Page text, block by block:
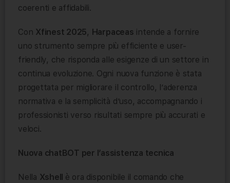
coerenti e affidabili.
Con Xfinest 2025, Harpaceas intende a fornire
uno strumento sempre più efficiente e user-
friendly, che risponda alle esigenze di un settore in
continua evoluzione. Ogni nuova funzione è stata
progettata per migliorare il controllo, l’aderenza
normativa e la semplicità d’uso, accompagnando i
professionisti verso risultati sempre più accurati e
veloci.
Nuova chatBOT per l’assistenza tecnica
Nella Xshell è ora disponibile il comando che